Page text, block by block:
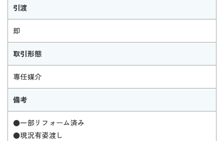
引渡
即
取引形態
専任媒介
備考
●一部リフォーム済み
●現況有姿渡し